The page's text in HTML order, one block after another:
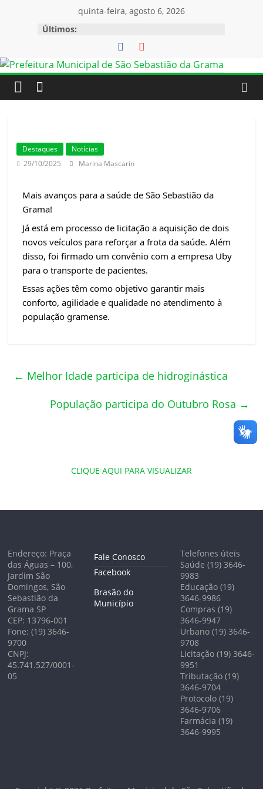
quinta-feira, agosto 6, 2026
Últimos:
Destaques
Notícias
29/10/2025
Marina Mascarin
Mais avanços para a saúde de São Sebastião da
Grama!
Já está em processo de licitação a aquisição de dois
novos veículos para reforçar a frota da saúde. Além
disso, foi firmado um convênio com a empresa Uby
para o transporte de pacientes.
Essas ações têm como objetivo garantir mais
conforto, agilidade e qualidade no atendimento à
população gramense.
← Melhor Idade participa de hidroginástica
População participa do Outubro Rosa →
CLIQUE AQUI PARA VISUALIZAR
Endereço: Praça
das Águas – 100,
Jardim São
Domingos, São
Sebastião da
Grama SP
CEP: 13796-001
Fone: (19) 3646-
9700
CNPJ:
45.741.527/0001-
05
Fale Conosco
Facebook
Brasão do
Município
Telefones úteis
Saúde (19) 3646-
9983
Educação (19)
3646-9986
Compras (19)
3646-9947
Urbano (19) 3646-
9708
Licitação (19) 3646-
9951
Tributação (19)
3646-9704
Protocolo (19)
3646-9706
Farmácia (19)
3646-9995